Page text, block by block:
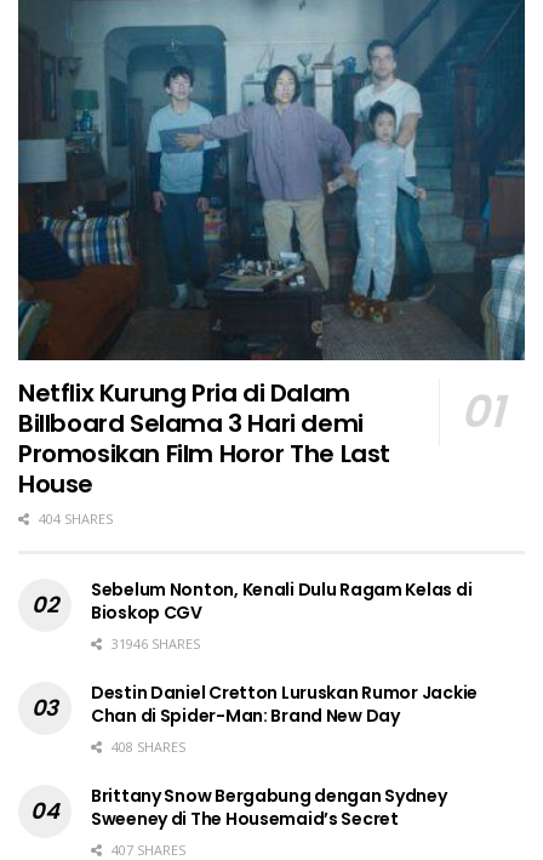
Netflix Kurung Pria di Dalam
Billboard Selama 3 Hari demi
Promosikan Film Horor The Last
House
404 SHARES
Sebelum Nonton, Kenali Dulu Ragam Kelas di
Bioskop CGV
31946 SHARES
Destin Daniel Cretton Luruskan Rumor Jackie
Chan di Spider-Man: Brand New Day
408 SHARES
Brittany Snow Bergabung dengan Sydney
Sweeney di The Housemaid’s Secret
407 SHARES